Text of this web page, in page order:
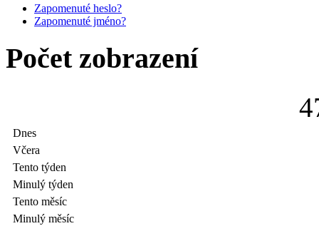
Zapomenuté heslo?
Zapomenuté jméno?
Počet zobrazení
4
Dnes
Včera
Tento týden
Minulý týden
Tento měsíc
Minulý měsíc